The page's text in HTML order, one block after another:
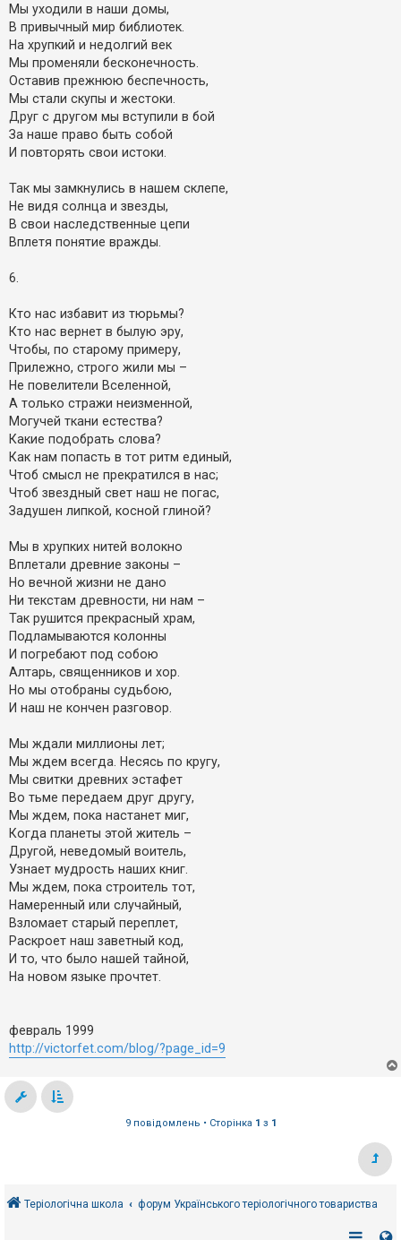
Мы уходили в наши домы,
В привычный мир библиотек.
На хрупкий и недолгий век
Мы променяли бесконечность.
Оставив прежнюю беспечность,
Мы стали скупы и жестоки.
Друг с другом мы вступили в бой
За наше право быть собой
И повторять свои истоки.
Так мы замкнулись в нашем склепе,
Не видя солнца и звезды,
В свои наследственные цепи
Вплетя понятие вражды.
6.
Кто нас избавит из тюрьмы?
Кто нас вернет в былую эру,
Чтобы, по старому примеру,
Прилежно, строго жили мы –
Не повелители Вселенной,
А только стражи неизменной,
Могучей ткани естества?
Какие подобрать слова?
Как нам попaсть в тoт pитм единый,
Чтоб смысл не прекратился в нас;
Чтоб звездный свет наш не погас,
Задушен липкой, косной глиной?
Мы в хрупких нитей волокно
Вплетали древние законы –
Но вечной жизни не дано
Ни текстам древности, ни нам –
Так рушится прекрасный храм,
Подламываются колонны
И погребают под собою
Алтарь, священников и хор.
Но мы отобраны судьбою,
И наш не кончен разговор.
Мы ждали миллионы лет;
Мы ждем всегда. Несясь по кругу,
Мы свитки древних эстафет
Во тьме передаем друг другу,
Мы ждем, пока настанет миг,
Когда планеты этой житель –
Другой, неведомый воитель,
Узнает мудрость наших книг.
Мы ждем, пока строитель тот,
Намеренный или случайный,
Взломает старый переплет,
Раскроет наш заветный код,
И то, что было нашей тайной,
На новом языке прочтет.
февраль 1999
http://victorfet.com/blog/?page_id=9
9 повідомлень • Сторінка 1 з 1
Теріологічна школа форум Українського теріологічного товариства